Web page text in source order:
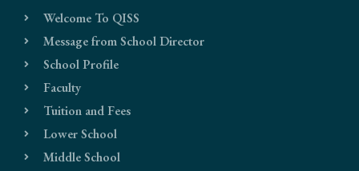
Welcome To QISS
Message from School Director
School Profile
Faculty
Tuition and Fees
Lower School
Middle School